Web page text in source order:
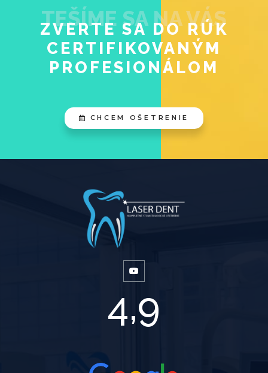
TEŠÍME SA NA VÁS
ZVERTE SA DO RÚK
CERTIFIKOVANÝM
PROFESIONÁLOM
CHCEM OŠETRENIE
4,9